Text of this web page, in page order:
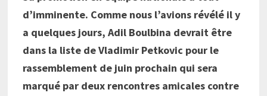
d’imminente. Comme nous l’avions révélé il y
a quelques jours, Adil Boulbina devrait être
dans la liste de Vladimir Petkovic pour le
rassemblement de juin prochain qui sera
marqué par deux rencontres amicales contre